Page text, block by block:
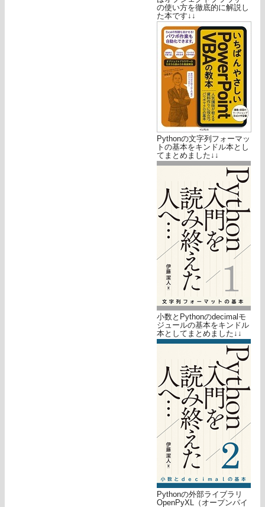
の使い方を徹底的に解説し
た本です↓↓
Pythonの文字列フォーマッ
トの基本をキンドル本とし
てまとめました↓↓
小数とPythonのdecimalモ
ジュールの基本をキンドル
本としてまとめました↓↓
Pythonの外部ライブラリ
OpenPyXL（オープンパイ